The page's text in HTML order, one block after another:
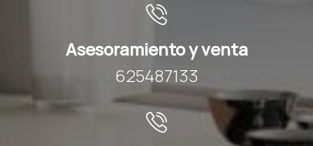
Asesoramiento y venta
625487133